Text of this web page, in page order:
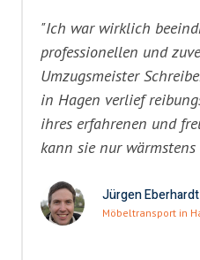
"Ich war wirklich
professionellen und
Umzugsmeister
in Hagen verlief
ihres erfahrenen und
kann sie nur
Jürgen Eberhardt
Möbeltransport in